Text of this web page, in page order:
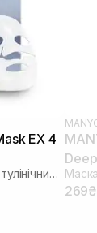
EX 4
Гідрогелева маска з ботулінічним поліпептидом та колагеном
269₴